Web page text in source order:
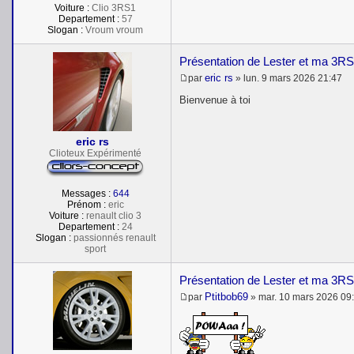
Voiture : Clio 3RS1
Departement :57
Slogan : Vroum vroum
eric rs
Clioteux Expérimenté
Messages : 644
Prénom :eric
Voiture : renault clio 3
Departement :24
Slogan :passionnés renault
sport
Présentation de Lester et ma 3RS
M
e
par eric rs » lun. 9 mars 2026 21:47
Bienvenue à toi
Présentation de Lester et ma 3RS
M
e
s
s
a
par Ptitbob69 » mar. 10 mars 2026